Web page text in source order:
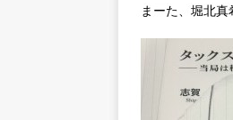
まーた、堀北真